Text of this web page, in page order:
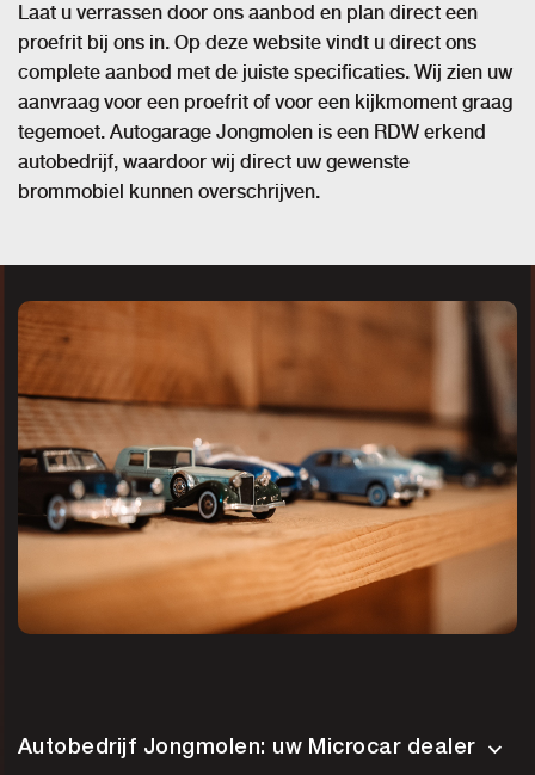
Laat u verrassen door ons aanbod en plan direct een
proefrit bij ons in. Op deze website vindt u direct ons
complete aanbod met de juiste specificaties. Wij zien uw
aanvraag voor een proefrit of voor een kijkmoment graag
tegemoet. Autogarage Jongmolen is een RDW erkend
autobedrijf, waardoor wij direct uw gewenste
brommobiel kunnen overschrijven.
Autobedrijf Jongmolen: uw Microcar dealer